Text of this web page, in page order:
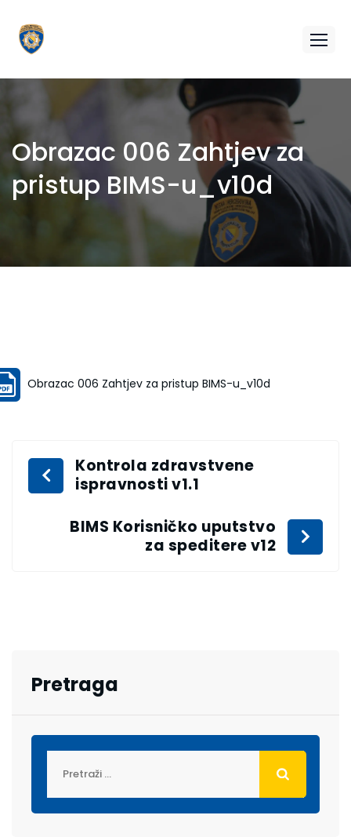
Obrazac 006 Zahtjev za
pristup BIMS-u_v10d
Obrazac 006 Zahtjev za pristup BIMS-u_v10d
Kontrola zdravstvene
ispravnosti v1.1
BIMS Korisničko uputstvo
za speditere v12
Pretraga